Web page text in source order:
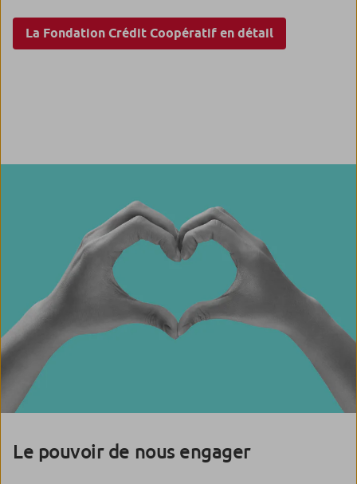
La Fondation Crédit Coopératif en détail
Le pouvoir de nous engager